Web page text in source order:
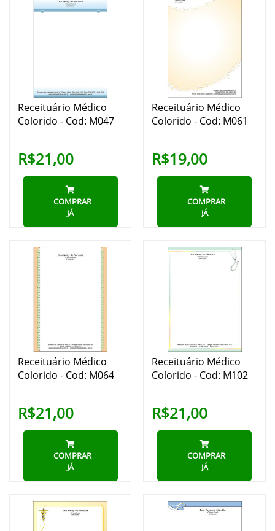
Receituário Médico
Colorido - Cod: M047
R$21,00
COMPRAR
JÁ
Receituário Médico
Colorido - Cod: M061
R$19,00
COMPRAR
JÁ
Receituário Médico
Colorido - Cod: M064
R$21,00
COMPRAR
JÁ
Receituário Médico
Colorido - Cod: M102
R$21,00
COMPRAR
JÁ